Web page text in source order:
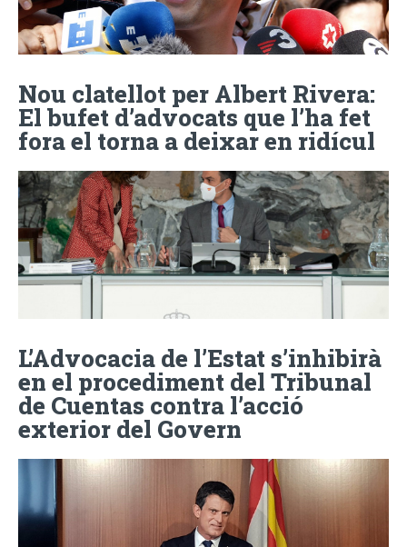
Nou clatellot per Albert Rivera:
El bufet d’advocats que l’ha fet
fora el torna a deixar en ridícul
L’Advocacia de l’Estat s’inhibirà
en el procediment del Tribunal
de Cuentas contra l’acció
exterior del Govern